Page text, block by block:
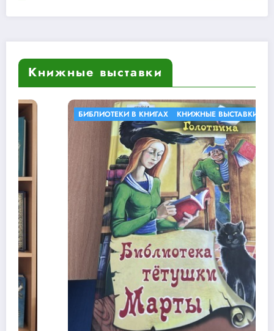
Книжные выставки
БИБЛИОТЕКИ В КНИГАХ КНИЖНЫЕ ВЫСТАВКИ